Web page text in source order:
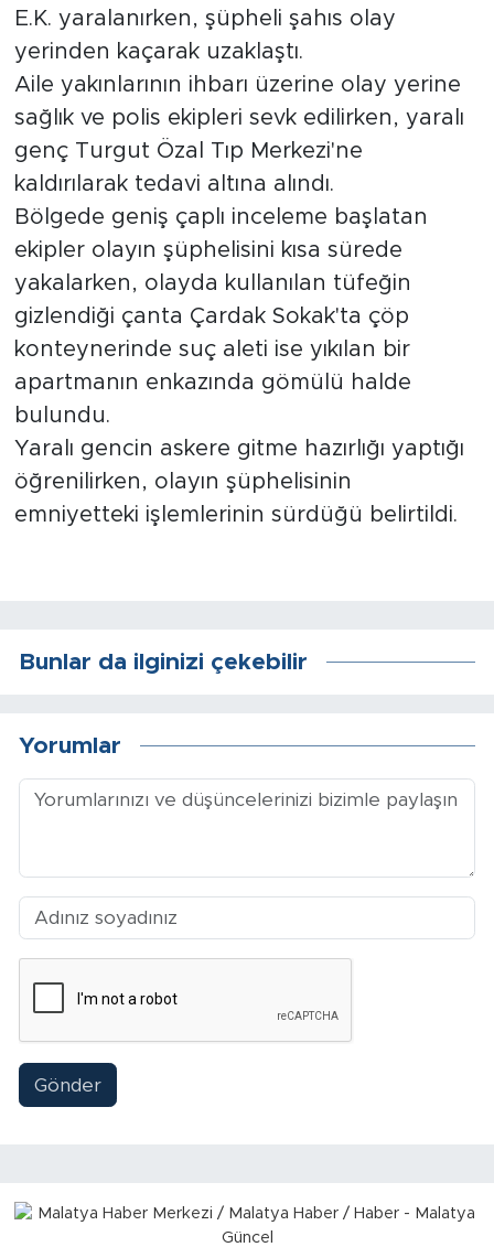
E.K. yaralanırken, şüpheli şahıs olay
yerinden kaçarak uzaklaştı.
Aile yakınlarının ihbarı üzerine olay yerine
sağlık ve polis ekipleri sevk edilirken, yaralı
genç Turgut Özal Tıp Merkezi'ne
kaldırılarak tedavi altına alındı.
Bölgede geniş çaplı inceleme başlatan
ekipler olayın şüphelisini kısa sürede
yakalarken, olayda kullanılan tüfeğin
gizlendiği çanta Çardak Sokak'ta çöp
konteynerinde suç aleti ise yıkılan bir
apartmanın enkazında gömülü halde
bulundu.
Yaralı gencin askere gitme hazırlığı yaptığı
öğrenilirken, olayın şüphelisinin
emniyetteki işlemlerinin sürdüğü belirtildi.
Bunlar da ilginizi çekebilir
Yorumlar
Gönder
Hekimhan
Kale
Pütürge
Magazin
Sinema
Asayiş
Siyaset
Adıyaman